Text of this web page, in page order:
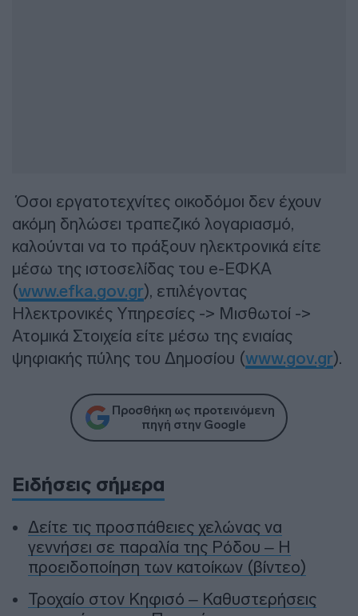
Όσοι εργατοτεχνίτες οικοδόμοι δεν έχουν
ακόμη δηλώσει τραπεζικό λογαριασμό,
καλούνται να το πράξουν ηλεκτρονικά είτε
μέσω της ιστοσελίδας του e-ΕΦΚΑ
(www.efka.gov.gr), επιλέγοντας
Ηλεκτρονικές Υπηρεσίες -> Μισθωτοί ->
Ατομικά Στοιχεία είτε μέσω της ενιαίας
ψηφιακής πύλης του Δημοσίου (www.gov.gr).
Προσθήκη ως προτεινόμενη
πηγή στην Google
Ειδήσεις σήμερα
Δείτε τις προσπάθειες χελώνας να
γεννήσει σε παραλία της Ρόδου – Η
προειδοποίηση των κατοίκων (βίντεο)
Τροχαίο στον Κηφισό – Καθυστερήσεις